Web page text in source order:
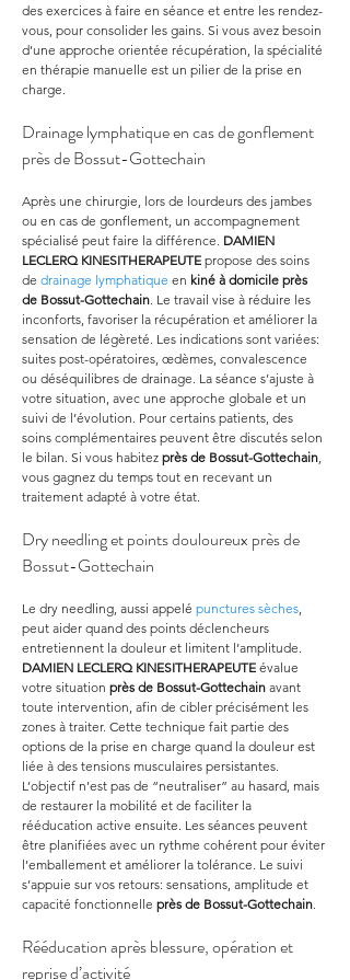
des exercices à faire en séance et entre les rendez-
vous, pour consolider les gains. Si vous avez besoin
d’une approche orientée récupération, la spécialité
en thérapie manuelle est un pilier de la prise en
charge.
Drainage lymphatique en cas de gonflement
près de Bossut-Gottechain
Après une chirurgie, lors de lourdeurs des jambes
ou en cas de gonflement, un accompagnement
spécialisé peut faire la différence. DAMIEN
LECLERQ KINESITHERAPEUTE propose des soins
de drainage lymphatique en kiné à domicile près
de Bossut-Gottechain. Le travail vise à réduire les
inconforts, favoriser la récupération et améliorer la
sensation de légèreté. Les indications sont variées:
suites post-opératoires, œdèmes, convalescence
ou déséquilibres de drainage. La séance s’ajuste à
votre situation, avec une approche globale et un
suivi de l’évolution. Pour certains patients, des
soins complémentaires peuvent être discutés selon
le bilan. Si vous habitez près de Bossut-Gottechain,
vous gagnez du temps tout en recevant un
traitement adapté à votre état.
Dry needling et points douloureux près de
Bossut-Gottechain
Le dry needling, aussi appelé punctures sèches,
peut aider quand des points déclencheurs
entretiennent la douleur et limitent l’amplitude.
DAMIEN LECLERQ KINESITHERAPEUTE évalue
votre situation près de Bossut-Gottechain avant
toute intervention, afin de cibler précisément les
zones à traiter. Cette technique fait partie des
options de la prise en charge quand la douleur est
liée à des tensions musculaires persistantes.
L’objectif n’est pas de “neutraliser” au hasard, mais
de restaurer la mobilité et de faciliter la
rééducation active ensuite. Les séances peuvent
être planifiées avec un rythme cohérent pour éviter
l’emballement et améliorer la tolérance. Le suivi
s’appuie sur vos retours: sensations, amplitude et
capacité fonctionnelle près de Bossut-Gottechain.
Rééducation après blessure, opération et
reprise d’activité